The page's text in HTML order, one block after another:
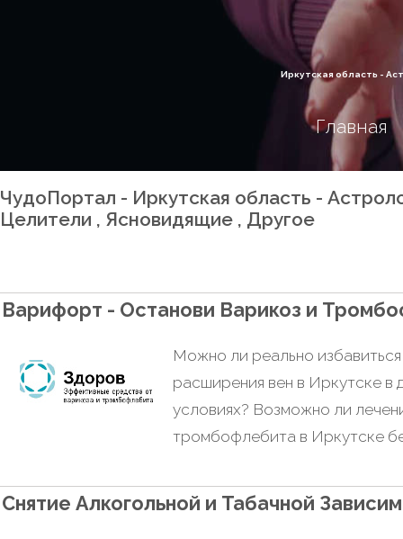
Иркутская область -
Главная
ЧудоПортал - Иркутская область -
Целители , Ясновидящие , Другое
Варифорт - Останови Варикоз и
Можно ли реально
расширения вен в Иркутске в
условиях? Возможно ли
тромбофлебита в Иркутске
Снятие Алкогольной и Табачной